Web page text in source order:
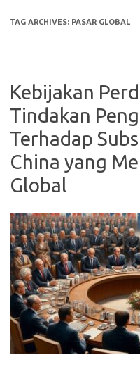
TAG ARCHIVES: PASAR GLOBAL
Kebijakan
Tindakan
Terhadap
China yang
Global